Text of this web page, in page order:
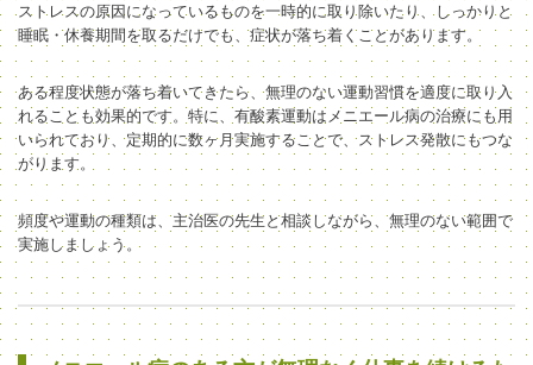
ストレスの原因になっているものを一時的に取り除いたり、しっかりと
睡眠・休養期間を取るだけでも、症状が落ち着くことがあります。
ある程度状態が落ち着いてきたら、無理のない運動習慣を適度に取り入
れることも効果的です。特に、有酸素運動はメニエール病の治療にも用
いられており、定期的に数ヶ月実施することで、 ストレス発散にもつな
がります。
頻度や運動の種類は、主治医の先生と相談しながら、無理のない範囲で
実施しましょう。